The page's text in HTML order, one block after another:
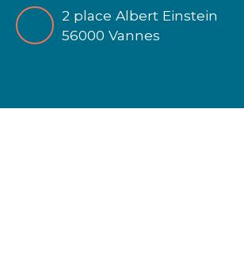
2 place Albert Einstein
56000 Vannes